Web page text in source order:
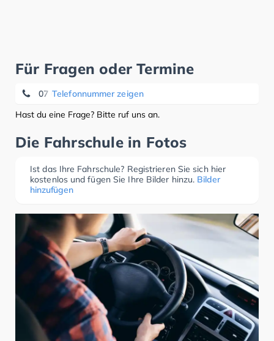
Für Fragen oder Termine
Telefonnummer zeigen
07 61/211 70 28
Hast du eine Frage? Bitte ruf uns an.
Die Fahrschule in Fotos
Ist das Ihre Fahrschule? Registrieren Sie sich hier
kostenlos und fügen Sie Ihre Bilder hinzu. Bilder
hinzufügen